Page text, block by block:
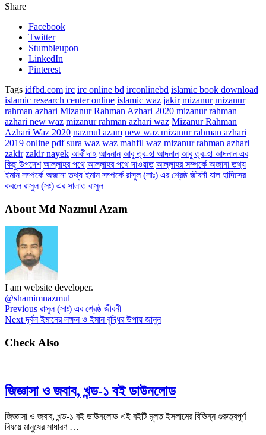
Share
Facebook
Twitter
Stumbleupon
LinkedIn
Pinterest
Tags idfbd.com irc irc online bd irconlinebd islamic book download
islamic research center online islamic waz jakir mizanur mizanur
rahman azhari Mizanur Rahman Azhari 2020 mizanur rahman
azhari new waz mizanur rahman azhari waz Mizanur Rahman
Azhari Waz 2020 nazmul azam new waz mizanur rahman azhari
2019 online pdf sura waz waz mahfil waz mizanur rahman azhari
zakir zakir nayek আকীদাহ আদনান আবু ত্ব-হা আদনান আবু ত্ব-হা আদনান এর
কিছু উপদেশ আল্লাহর পথে আল্লাহর পথে দাওয়াত আল্লাহর সম্পর্কে অজানা তথ্য
ইমান সম্পর্কে অজানা তথ্য ইমান সম্পর্কে রাসুল (সাঃ) এর শ্রেষ্ঠ জীবনী যাল হাদিসের
কবলে রাসুল (সঃ) এর সালাত রাসুল
About Md Nazmul Azam
I am website developer.
@shamimnazmul
Previous রাসুল (সাঃ) এর শ্রেষ্ঠ জীবনী
Nextদূর্বল ইমানের লক্ষন ও ইমান বৃদ্ধির উপায় জানুন
Check Also
জিজ্ঞাসা ও জবাব, খন্ড-১ বই ডাউনলোড
জিজ্ঞাসা ও জবাব, খন্ড-১ বই ডাউনলোড এই বইটি মূলত ইসলামের বিভিন্ন গুরুত্বপূর্ণ
বিষয়ে মানুষের সাধারণ …